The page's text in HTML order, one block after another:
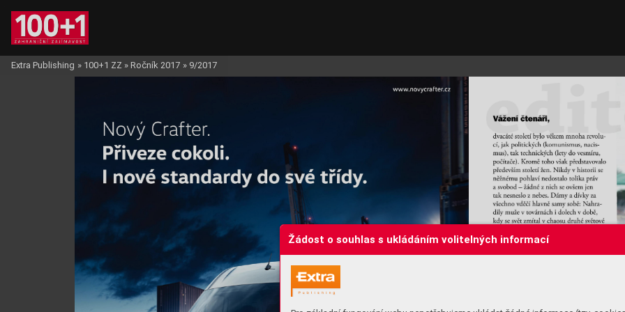
Žádost o souhlas s ukládáním volitelných informací
Extra Publishing » 100+1 ZZ » Ročník 2017 » 9/2017